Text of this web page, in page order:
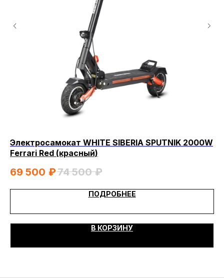
Электросамокат WHITE SIBERIA SPUTNIK 2000W
Ferrari Red (красный)
69 500 ₽74 500 ₽
ПОДРОБНЕЕ
В КОРЗИНУ